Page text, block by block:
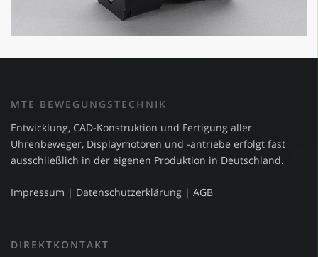
MTE BEWEGUNGSTECHNIK
Entwicklung, CAD-Konstruktion und Fertigung aller
Uhrenbeweger, Displaymotoren und -antriebe erfolgt fast
ausschließlich in der eigenen Produktion in Deutschland.
Impressum | Datenschutzerklärung | AGB
DIREKTKONTAKT